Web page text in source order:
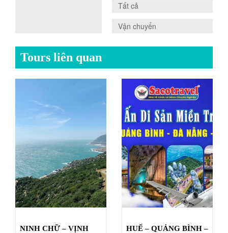
0.0
Tất cả
0.0
Vận chuyển
Tours liên quan
NINH CHỮ – VỊNH
HUẾ – QUẢNG BÌNH –